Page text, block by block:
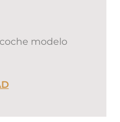
modelo